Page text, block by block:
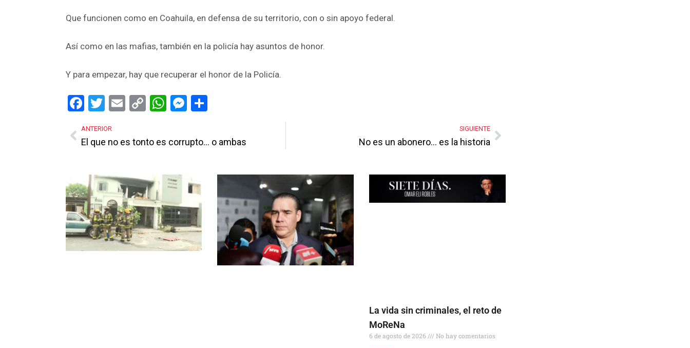
Que funcionen como en Coahuila, en defensa de su territorio, con o sin apoyo federal.
Así como en las mafias, también en la policía hay asuntos de honor.
Y para empezar, hay que recuperar el honor de la Policía.
Facebook
Twitter
EmailCopyWhatsApp
Messenger
Share
ANTERIOR
El que no es tonto es corrupto… o ambas
SIGUIENTE
No es un abonero… es la historia
Más Noticias
La vida sin criminales, el reto de
MoReNa
6 de agosto de 2026 No hay comentarios